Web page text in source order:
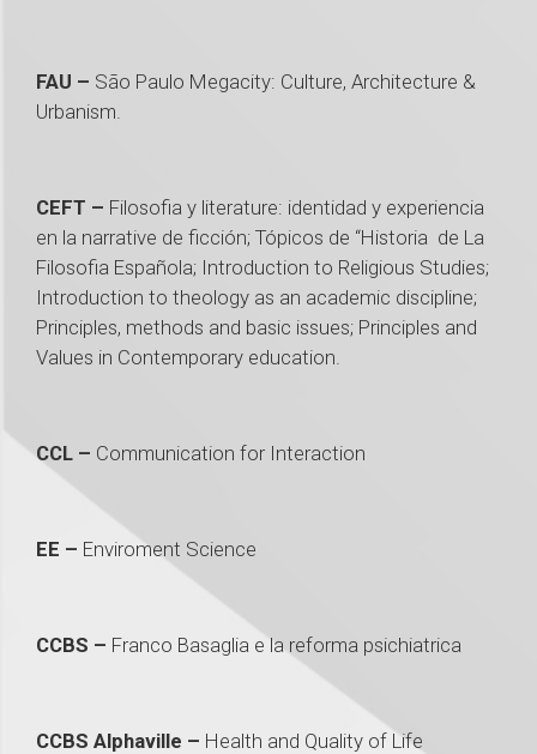
FAU – São Paulo Megacity: Culture, Architecture &
Urbanism.
CEFT – Filosofia y literature: identidad y experiencia
en la narrative de ficción; Tópicos de “Historia de La
Filosofia Española; Introduction to Religious Studies;
Introduction to theology as an academic discipline;
Principles, methods and basic issues; Principles and
Values in Contemporary education.
CCL – Communication for Interaction
EE – Enviroment Science
CCBS – Franco Basaglia e la reforma psichiatrica
CCBS Alphaville – Health and Quality of Life